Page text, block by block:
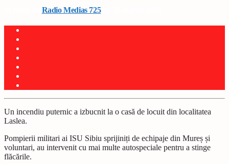
Radio Medias 725on 26 martie 2026
Un incendiu puternic a izbucnit la o casă de locuit din localitatea
Laslea.
Pompierii militari ai ISU Sibiu sprijiniți de echipaje din Mureș și
voluntari, au intervenit cu mai multe autospeciale pentru a stinge
flăcările.